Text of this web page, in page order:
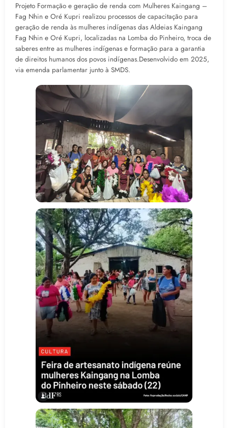
Projeto Formação e geração de renda com Mulheres Kaingang –
Fag Nhin e Oré Kupri realizou processos de capacitação para
geração de renda às mulheres indígenas das Aldeias Kaingang
Fag Nhin e Oré Kupri, localizadas na Lomba do Pinheiro, troca de
saberes entre as mulheres indígenas e formação para a garantia
de direitos humanos dos povos indígenas.Desenvolvido em 2025,
via emenda parlamentar junto à SMDS.